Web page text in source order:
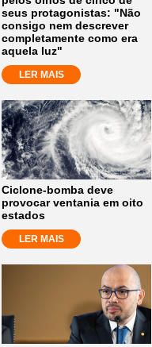
seus protagonistas: "Não
consigo nem descrever
completamente como era
aquela luz"
LER MAIS
Ciclone-bomba deve
provocar ventania em oito
estados
LER MAIS